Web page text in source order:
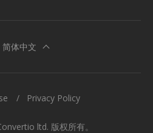
简体中文
ltd. 版权所有。
Privacy Policy